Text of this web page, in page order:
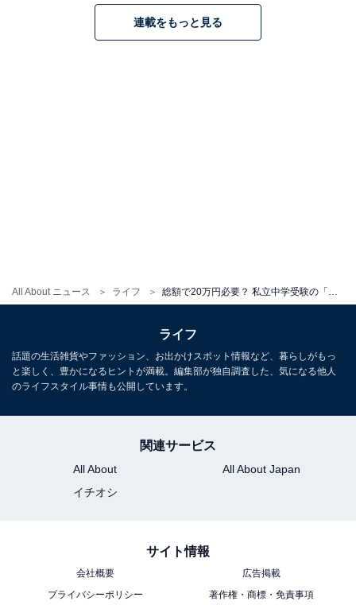
All About ニュース ライフ
連載をもっと見る
ライフ
話題の生活雑貨やファッション、お出かけスポット情報など、暮らしがもっ
と楽しく、豊かになるヒントが満載。編集部が独自調査した、気になる他人
のライフスタイル事情も公開しています。
関連サービス
All About
All About Japan
イチオシ
サイト情報
会社概要
広告掲載
プライバシーポリシー
著作権・商標・免責事項